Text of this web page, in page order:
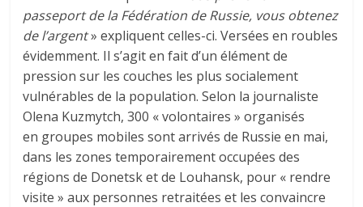
passeport de la Fédération de Russie, vous obtenez
de l’argent» expliquent celles-ci. Versées en roubles
évidemment. Il s’agit en fait d’un élément de
pression sur les couches les plus socialement
vulnérables de la population. Selon la journaliste
Olena Kuzmytch, 300 « volontaires » organisés
en groupes mobiles sont arrivés de Russie en mai,
dans les zones temporairement occupées des
régions de Donetsk et de Louhansk, pour « rendre
visite » aux personnes retraitées et les convaincre